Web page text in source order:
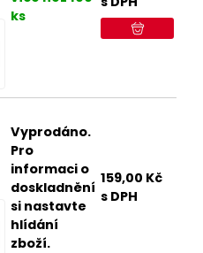
ks
Vyprodáno.
Pro
informaci o
doskladnění
si nastavte
hlídání
zboží.
159,00 Kč
s DPH